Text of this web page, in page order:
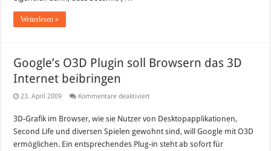
Weiterlesen »
Google’s O3D Plugin soll Browsern das 3D
Internet beibringen
23. April 2009 Kommentare deaktiviertfür
Plugin
soll
Browsern
das
3D-Grafik im Browser, wie sie Nutzer von Desktopapplikationen,
Second Life und diversen Spielen gewohnt sind, will Google mit O3D
ermöglichen. Ein entsprechendes Plug-in steht ab sofort für